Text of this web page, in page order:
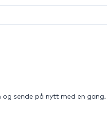
og sende på nytt med en gang.